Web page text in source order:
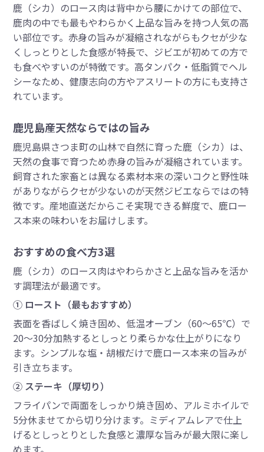
鹿（シカ）のロース肉は背中から腰にかけての部位で、
鹿肉の中でも最もやわらかく上品な旨みを持つ人気の高
い部位です。赤身の旨みが凝縮されながらもクセが少な
くしっとりとした食感が特長で、ジビエが初めての方で
も食べやすいのが特徴です。高タンパク・低脂質でヘル
シーなため、健康志向の方やアスリートの方にも支持さ
れています。
鹿児島産天然ならではの旨み
鹿児島県さつま町の山林で自然に育った鹿（シカ）は、
天然の食事で育つため赤身の旨みが凝縮されています。
飼育された家畜とは異なる素材本来の深いコクと野性味
がありながらクセが少ないのが天然ジビエならではの特
徴です。産地直送だからこそ実現できる鮮度で、鹿ロー
ス本来の味わいをお届けします。
おすすめの食べ方3選
鹿（シカ）のロース肉はやわらかさと上品な旨みを活か
す調理法が最適です。
① ロースト（最もおすすめ）
表面を香ばしく焼き固め、低温オーブン（60〜65℃）で
20〜30分加熱するとしっとり柔らかな仕上がりになり
ます。シンプルな塩・胡椒だけで鹿ロース本来の旨みが
引き立ちます。
② ステーキ（厚切り）
フライパンで両面をしっかり焼き固め、アルミホイルで
5分休ませてから切り分けます。ミディアムレアで仕上
げるとしっとりとした食感と濃厚な旨みが最大限に楽し